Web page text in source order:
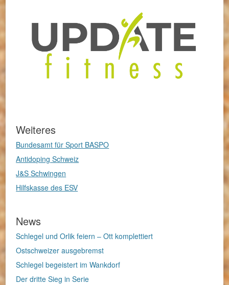
Weiteres
Bundesamt für Sport BASPO
Antidoping Schweiz
J&S Schwingen
Hilfskasse des ESV
News
Schlegel und Orlik feiern – Ott komplettiert
Ostschweizer ausgebremst
Schlegel begeistert im Wankdorf
Der dritte Sieg in Serie